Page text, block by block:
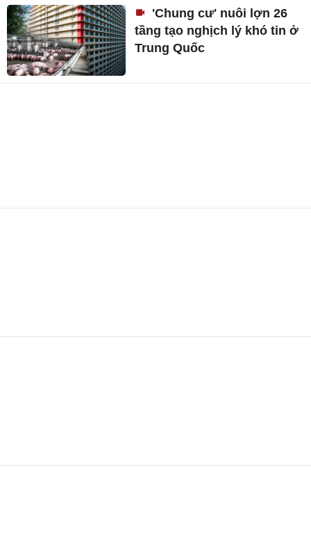
'Chung cư' nuôi lợn 26
tầng tạo nghịch lý khó tin ở
Trung Quốc